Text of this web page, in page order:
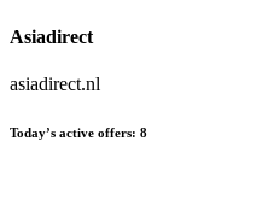
Asiadirect
asiadirect.nl
Today’s active offers: 8